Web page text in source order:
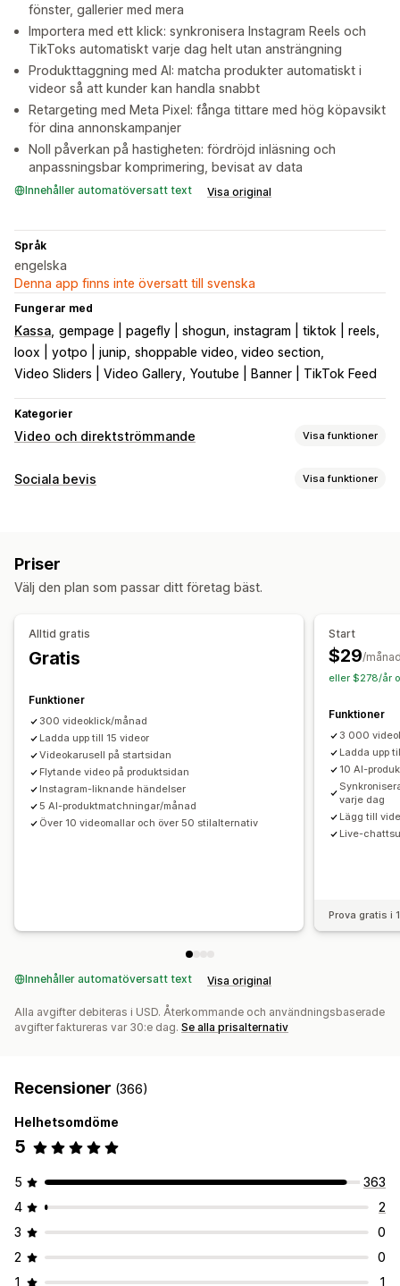
fönster, gallerier med mera
Importera med ett klick: synkronisera Instagram Reels och
TikToks automatiskt varje dag helt utan ansträngning
Produkttaggning med AI: matcha produkter automatiskt i
videor så att kunder kan handla snabbt
Retargeting med Meta Pixel: fånga tittare med hög köpavsikt
för dina annonskampanjer
Noll påverkan på hastigheten: fördröjd inläsning och
anpassningsbar komprimering, bevisat av data
Innehåller automatöversatt text Visa original
Språk
engelska
Denna app finns inte översatt till svenska
Fungerar med
Kassa gempage | pagefly | shogun instagram | tiktok | reels
loox | yotpo | junip shoppable video, video section
Video Sliders | Video Gallery Youtube | Banner | TikTok Feed
Kategorier
Video och direktströmmande Visa funktioner
Videohantering
Anpassning
Anpassad URL
Popup-fönster
Sociala bevis Visa funktioner
Spårning av engagemang
Priser
Välj den plan som passar ditt företag bäst.
Alltid gratis
Gratis
Funktioner
300 videoklick/månad
Ladda upp till 15 videor
Videokarusell på startsidan
Flytande video på produktsidan
Instagram-liknande händelser
5 AI-produktmatchningar/månad
Över 10 videomallar och över 50 stilalternativ
Start
$29/
eller $278/år
Funktioner
3 000
Ladda upp
10 AI-
varje dag
Lägg till
Live-
Prova gratis i
Innehåller automatöversatt text Visa original
Alla avgifter debiteras i USD. Återkommande och användningsbaserade
avgifter faktureras var 30:e dag. Se alla prisalternativ
Recensioner (366)
Helhetsomdöme
5
5
363
4
2
3
0
2
0
1
1